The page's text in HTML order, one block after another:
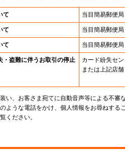
て 当目簡易郵便局
て 当目簡易郵便局
て 当目簡易郵便局
・盗難に伴うお取引の停止
カード紛失セ
または上記店舗
い、お客さま宛てに自動音声等による不審
ような電話をかけ、個人情報をお尋ねする
ください。